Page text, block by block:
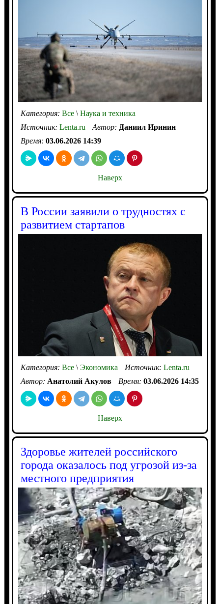
Категория: Все\Наука и техника
Источник: Lenta.ru Автор: Даниил Иринин
Время: 03.06.2026 14:39
Наверх
В России заявили о трудностях с
развитием стартапов
Категория: Все\Экономика Источник: Lenta.ru
Автор: Анатолий Акулов Время: 03.06.2026 14:35
Наверх
Здоровье жителей российского
города оказалось под угрозой из-за
местного предприятия